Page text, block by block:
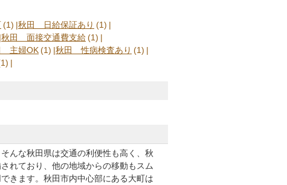
(1) 秋田 日給保証あり (1)
秋田 面接交通費支給(1)
主婦OK(1) 秋田 性病検査あり (1)
んな秋田県は交通の利便性も高く、秋
れており、他の地域からの移動もスム
きます。秋田市内中心部にある大町は